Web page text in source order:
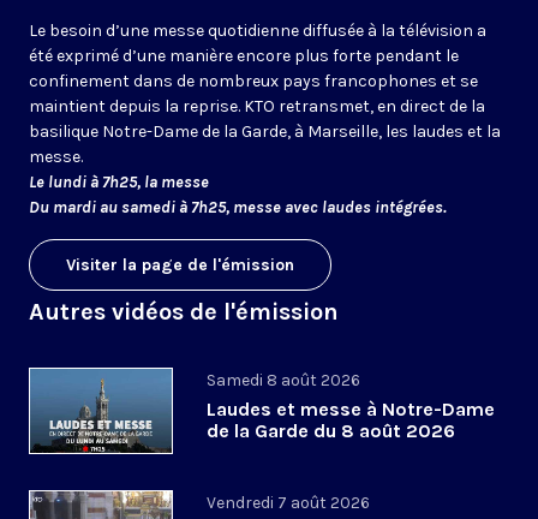
Le besoin d’une messe quotidienne diffusée à la télévision a
été exprimé d’une manière encore plus forte pendant le
confinement dans de nombreux pays francophones et se
maintient depuis la reprise. KTO retransmet, en direct de la
basilique Notre-Dame de la Garde, à Marseille, les laudes et la
messe.
Le lundi à 7h25, la messe
Du mardi au samedi à 7h25, messe avec laudes intégrées.
Visiter la page de l'émission
Autres vidéos de l'émission
Samedi 8 août 2026
Laudes et messe à Notre-Dame
de la Garde du 8 août 2026
Vendredi 7 août 2026